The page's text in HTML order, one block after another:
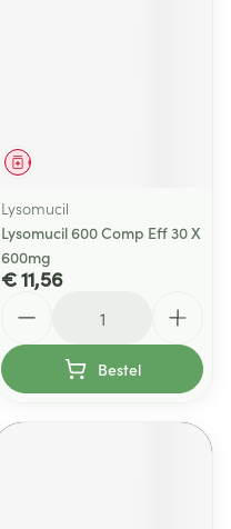
Geneesmiddel
Lysomucil
Lysomucil 600 Comp Eff 30 X
600mg
€ 11,56
Bestel